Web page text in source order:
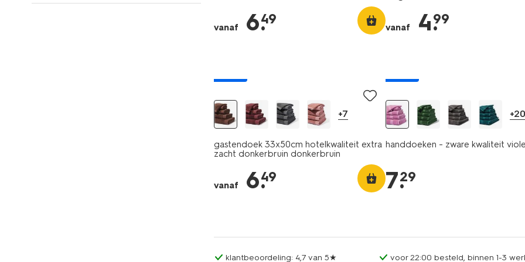
vanaf 6.
49
vanaf 4.
99
+7
gastendoek 33x50cm hotelkwaliteit extra
zacht donkerbruin donkerbruin
vanaf 6.
49
+20
handdoeken - zware kwaliteit
7.
29
klantbeoordeling: 4,7 van 5★ voor 22:00 besteld, binnen 1-3